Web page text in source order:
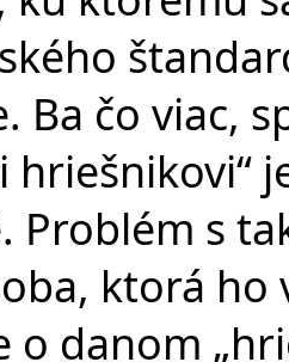
Ba čo viac,
hriešnikovi“
Problém s
ktorá ho
danom